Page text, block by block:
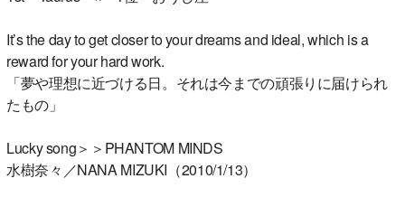
It’s the day to get closer to your dreams and ideal, which is a
reward for your hard work.
「夢や理想に近づける日。それは今までの頑張りに届けられ
たもの」
Lucky song＞＞PHANTOM MINDS
水樹奈々／NANA MIZUKI（2010/1/13）